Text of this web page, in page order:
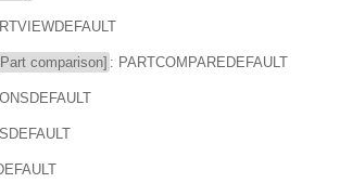
comparison] : PARTCOMPAREDEFAULT